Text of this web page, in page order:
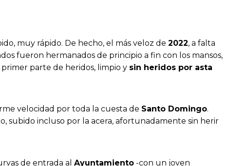
muy rápido. De hecho, el más veloz de 2022, a falta
fueron hermanados de principio a fin con los mansos,
parte de heridos, limpio y sin heridos por asta
velocidad por toda la cuesta de Santo Domingo.
subido incluso por la acera, afortunadamente sin herir
de entrada al Ayuntamiento -con un joven